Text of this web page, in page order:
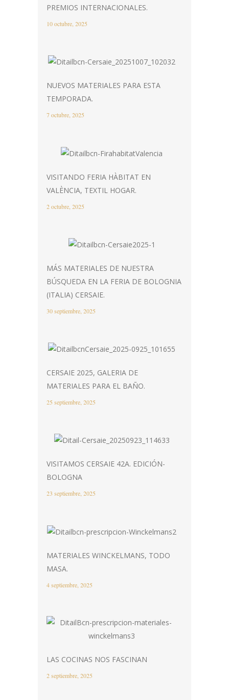
PREMIOS INTERNACIONALES.
10 octubre, 2025
NUEVOS MATERIALES PARA ESTA
TEMPORADA.
7 octubre, 2025
VISITANDO FERIA HÀBITAT EN
VALÈNCIA, TEXTIL HOGAR.
2 octubre, 2025
MÁS MATERIALES DE NUESTRA
BÚSQUEDA EN LA FERIA DE BOLOGNIA
(ITALIA) CERSAIE.
30 septiembre, 2025
CERSAIE 2025, GALERIA DE
MATERIALES PARA EL BAÑO.
25 septiembre, 2025
VISITAMOS CERSAIE 42A. EDICIÓN-
BOLOGNA
23 septiembre, 2025
MATERIALES WINCKELMANS, TODO
MASA.
4 septiembre, 2025
LAS COCINAS NOS FASCINAN
2 septiembre, 2025